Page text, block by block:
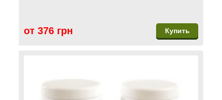
от 376 грн Купить